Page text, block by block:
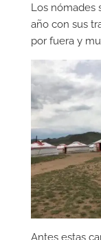
Los nómades
año con sus
por fuera y
Antes estas